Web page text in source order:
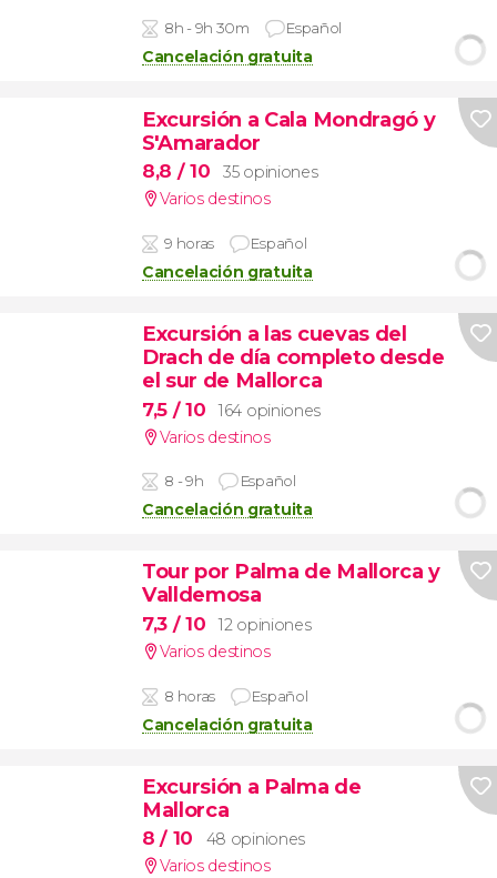
8h - 9h 30m Español
Cancelación gratuita
Excursión a Cala Mondragó y
S'Amarador
8,8 / 10
35 opiniones
Varios destinos
9 horas Español
Cancelación gratuita
Excursión a las cuevas del
Drach de día completo desde
el sur de Mallorca
7,5 / 10
164 opiniones
Varios destinos
8 - 9h Español
Cancelación gratuita
Tour por Palma de Mallorca y
Valldemosa
7,3 / 10
12 opiniones
Varios destinos
8 horas Español
Cancelación gratuita
Excursión a Palma de
Mallorca
8/ 10
48 opiniones
Varios destinos